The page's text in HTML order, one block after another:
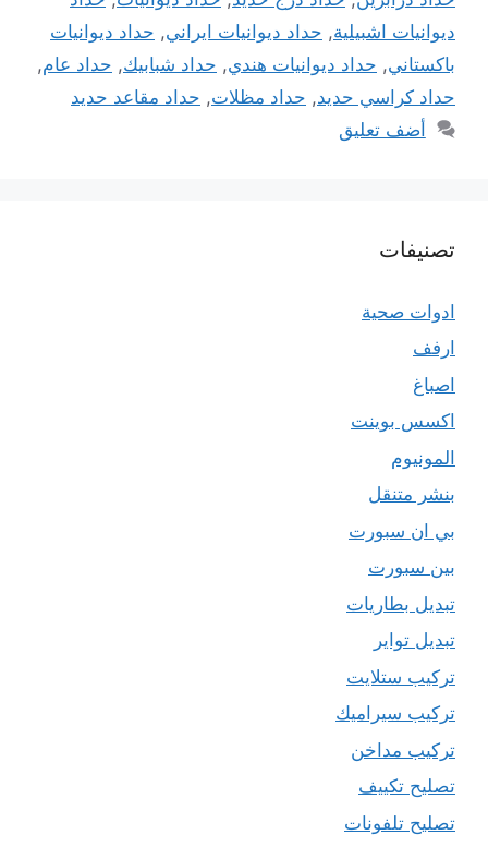
ديوانيات اشبيلية, حداد ديوانيات ايراني, حداد ديوانيات
باكستاني, حداد ديوانيات هندي, حداد شبابيك, حداد عام,
حداد كراسي حديد, حداد مظلات, حداد مقاعد حديد
أضف تعليق
تصنيفات
ادوات صحية
ارفف
اصباغ
اكسس بوينت
المونيوم
بنشر متنقل
بي ان سبورت
بين سبورت
تبديل بطاريات
تبديل تواير
تركيب ستلايت
تركيب سيراميك
تركيب مداخن
تصليح تكييف
تصليح تلفونات